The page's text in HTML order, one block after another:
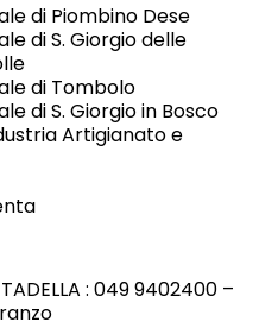
di Piombino Dese
di S. Giorgio delle
di Tombolo
di S. Giorgio in Bosco
Artigianato e
: 049 9402400 –